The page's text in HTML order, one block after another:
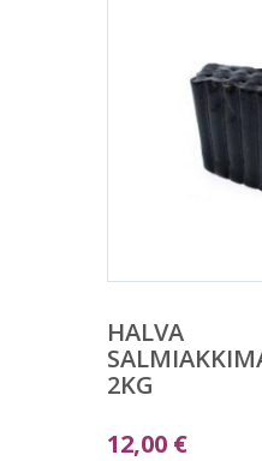
HALVA
2KG
12,00 €